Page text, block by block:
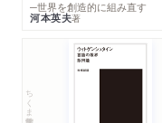
─世界を創造的に組み直す
河本英夫著
ちくま学芸文庫